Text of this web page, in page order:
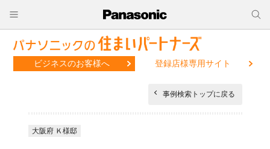
ビジネスのお客様へ 登録店様専用サイト
事例検索トップに戻る
大阪府 Ｋ様邸